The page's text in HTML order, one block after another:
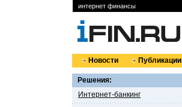
интернет финансы
Новости Публикации
Решения:
Интернет-банкинг